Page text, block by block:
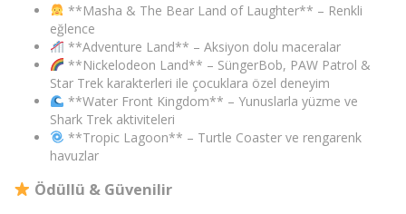
**Masha & The Bear Land of Laughter** – Renkli
eğlence
**Adventure Land** – Aksiyon dolu maceralar
**Nickelodeon Land** – SüngerBob, PAW Patrol &
Star Trek karakterleri ile çocuklara özel deneyim
**Water Front Kingdom** – Yunuslarla yüzme ve
Shark Trek aktiviteleri
**Tropic Lagoon** – Turtle Coaster ve rengarenk
havuzlar
Ödüllü & Güvenilir